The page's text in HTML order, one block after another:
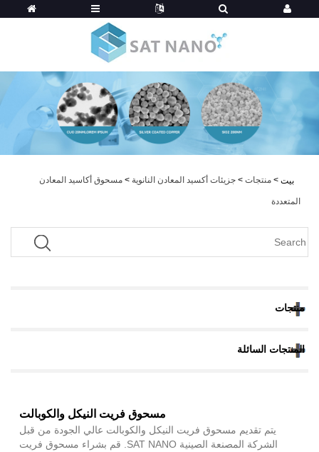
بيت > منتجات > جزيئات أكسيد المعادن النانوية > مسحوق أكاسيد المعادن
المتعددة
منتجات
المنتجات السائلة
مسحوق فريت النيكل والكوبالت
يتم تقديم مسحوق فريت النيكل والكوبالت عالي الجودة من قبل
الشركة المصنعة الصينية SAT NANO. قم بشراء مسحوق فريت